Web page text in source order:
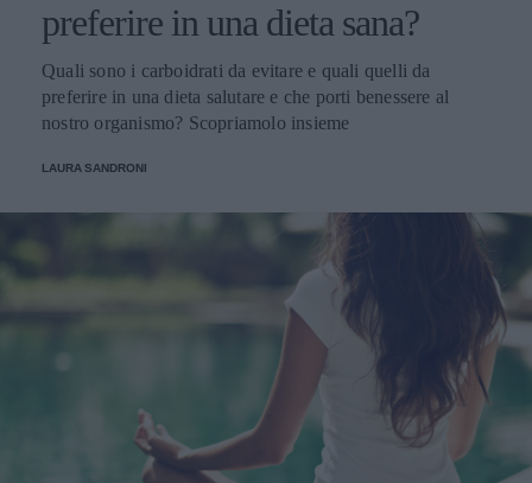
preferire in una dieta sana?
Quali sono i carboidrati da evitare e quali quelli da
preferire in una dieta salutare e che porti benessere al
nostro organismo? Scopriamolo insieme
LAURA SANDRONI